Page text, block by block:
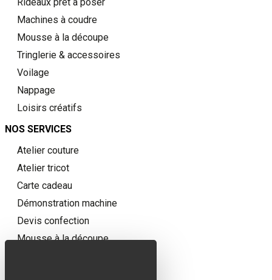
Machines à coudre
Mousse à la découpe
Tringlerie & accessoires
Voilage
Nappage
Loisirs créatifs
NOS SERVICES
Atelier couture
Atelier tricot
Carte cadeau
Démonstration machine
Devis confection
Mousse à la découpe